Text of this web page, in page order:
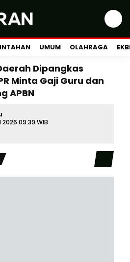
UMUM OLAHRAGA
Dipangkas
Minta Gaji Guru dan
APBN
09:39 WIB